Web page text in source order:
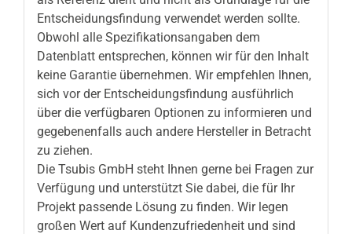
Entscheidungsfindung verwendet werden sollte.
Obwohl alle Spezifikationsangaben dem
Datenblatt entsprechen, können wir für den Inhalt
keine Garantie übernehmen. Wir empfehlen Ihnen,
sich vor der Entscheidungsfindung ausführlich
über die verfügbaren Optionen zu informieren und
gegebenenfalls auch andere Hersteller in Betracht
zu ziehen.
Die Tsubis GmbH steht Ihnen gerne bei Fragen zur
Verfügung und unterstützt Sie dabei, die für Ihr
Projekt passende Lösung zu finden. Wir legen
großen Wert auf Kundenzufriedenheit und sind